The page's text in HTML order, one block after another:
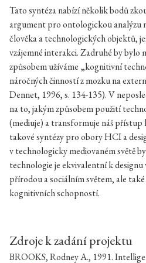
Tato syntéza nabízí několik bodů
argument pro ontologickou analýzu
člověka a technologických objektů,
vzájemné interakci. Zadruhé by bylo
způsobem užíváme „kognitivní
náročných činností z mozku na
Dennet, 1996, s. 134-135). V
na to, jakým způsobem použití
(mediuje) a transformuje náš přístup
takové syntézy pro obory HCI a
v technologicky mediovaném světě
technologie je ekvivalentní k designu
přírodou a sociálním světem, ale
kognitivních schopností.
Zdroje k zadání projektu
BROOKS, Rodney A., 1991.